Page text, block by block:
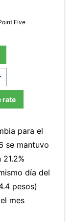
Five
rate
para el
se mantuvo
día del
pesos)
mes